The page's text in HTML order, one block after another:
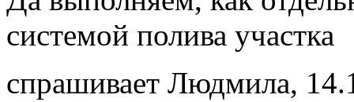
системой полива участка
спрашивает Людмила,